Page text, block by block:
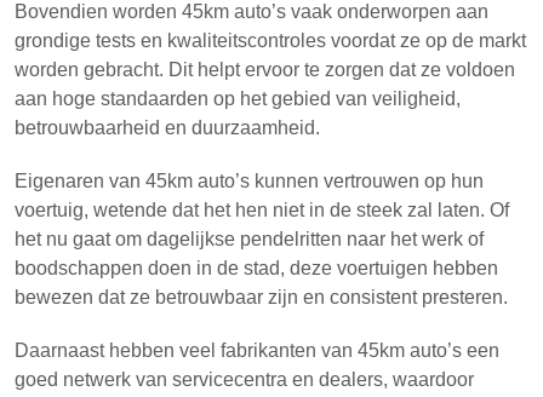
Bovendien worden 45km auto’s vaak onderworpen aan
grondige tests en kwaliteitscontroles voordat ze op de markt
worden gebracht. Dit helpt ervoor te zorgen dat ze voldoen
aan hoge standaarden op het gebied van veiligheid,
betrouwbaarheid en duurzaamheid.
Eigenaren van 45km auto’s kunnen vertrouwen op hun
voertuig, wetende dat het hen niet in de steek zal laten. Of
het nu gaat om dagelijkse pendelritten naar het werk of
boodschappen doen in de stad, deze voertuigen hebben
bewezen dat ze betrouwbaar zijn en consistent presteren.
Daarnaast hebben veel fabrikanten van 45km auto’s een
goed netwerk van servicecentra en dealers, waardoor